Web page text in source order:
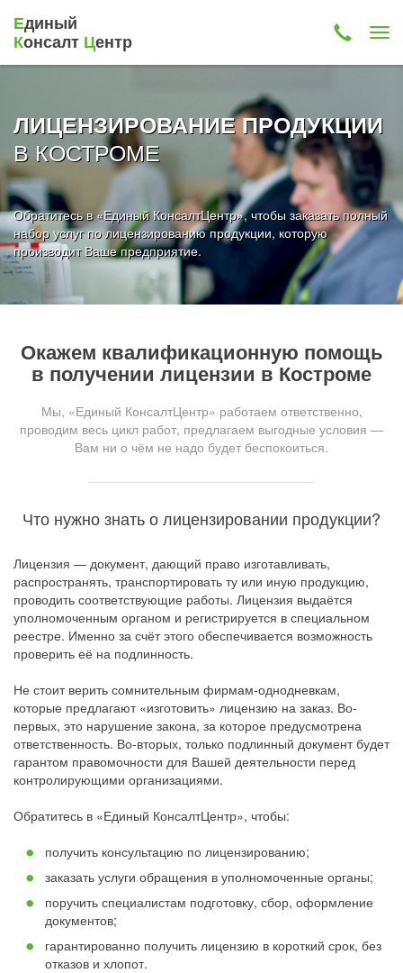
Единый
Консалт Центр
ЛИЦЕНЗИРОВАНИЕ ПРОДУКЦИИ
В КОСТРОМЕ
Обратитесь в «Единый КонсалтЦентр», чтобы заказать полный
набор услуг по лицензированию продукции, которую
производит Ваше предприятие.
Окажем квалификационную помощь
в получении лицензии в Костроме
Мы, «Единый КонсалтЦентр» работаем ответственно,
проводим весь цикл работ, предлагаем выгодные условия —
Вам ни о чём не надо будет беспокоиться.
Что нужно знать о лицензировании продукции?
Лицензия — документ, дающий право изготавливать,
распространять, транспортировать ту или иную продукцию,
проводить соответствующие работы. Лицензия выдаётся
уполномоченным органом и регистрируется в специальном
реестре. Именно за счёт этого обеспечивается возможность
проверить её на подлинность.
Не стоит верить сомнительным фирмам-однодневкам,
которые предлагают «изготовить» лицензию на заказ. Во-
первых, это нарушение закона, за которое предусмотрена
ответственность. Во-вторых, только подлинный документ будет
гарантом правомочности для Вашей деятельности перед
контролирующими организациями.
Обратитесь в «Единый КонсалтЦентр», чтобы:
получить консультацию по лицензированию;
заказать услуги обращения в уполномоченные органы;
поручить специалистам подготовку, сбор, оформление
документов;
гарантированно получить лицензию в короткий срок, без
отказов и хлопот.